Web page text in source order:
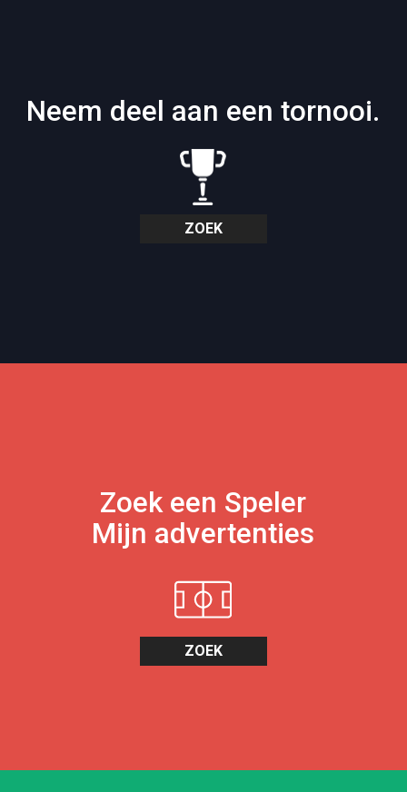
Neem deel aan een tornooi.
ZOEK
Zoek een Speler
Mijn advertenties
ZOEK